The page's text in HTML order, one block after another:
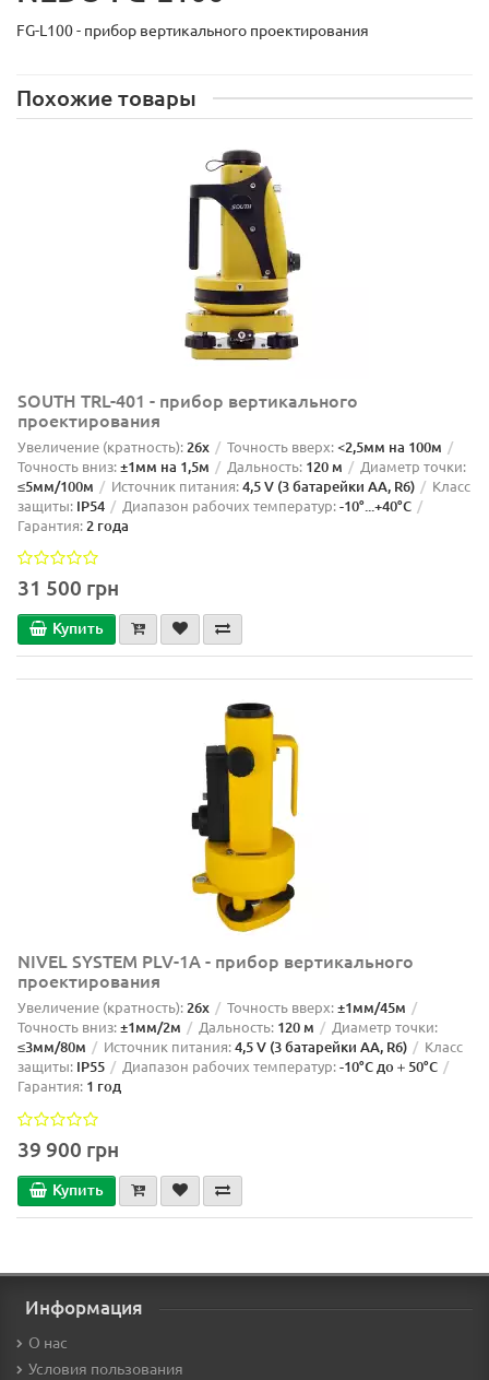
FG-L100 - прибор вертикального проектирования
Похожие товары
SOUTH TRL-401 - прибор вертикального
проектирования
Увеличение (кратность):26x Точность вверх: <2,5мм на 100м
Точность вниз:±1мм на 1,5м Дальность: 120 м Диаметр точки:
≤5мм/100м Источник питания:4,5 V (3 батарейки AA, R6)
Класс
защиты: IP54 Диапазон рабочих температур:-10°...+40°C
Гарантия:2 года
31 500 грн
Купить
NIVEL SYSTEM PLV-1A - прибор вертикального
проектирования
Увеличение (кратность):26x Точность вверх:±1мм/45м
Точность вниз:±1мм/2м Дальность: 120 м Диаметр точки:
≤3мм/80м Источник питания:4,5 V (3 батарейки AA, R6)
Класс
защиты: IP55 Диапазон рабочих температур:-10°C до＋50°C
Гарантия: 1 год
39 900 грн
Купить
Информация
О нас
Условия пользования